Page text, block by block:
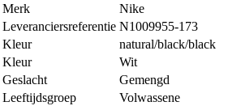
Merk
Nike
Leveranciersreferentie N1009955-173
Kleur
natural/black/black
Kleur
Wit
Geslacht
Gemengd
Leeftijdsgroep
Volwassene